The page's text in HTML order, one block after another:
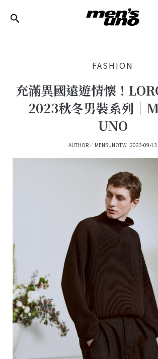
FASHION
充滿異國遠遊情懷！
2023秋冬男裝系列｜
UNO
AUTHOR／ MENSUNOTW 2023-09-13
Navigation